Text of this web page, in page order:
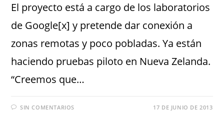
El proyecto está a cargo de los laboratorios
de Google[x] y pretende dar conexión a
zonas remotas y poco pobladas. Ya están
haciendo pruebas piloto en Nueva Zelanda.
“Creemos que…
SIN COMENTARIOS 17 DE JUNIO DE 2013